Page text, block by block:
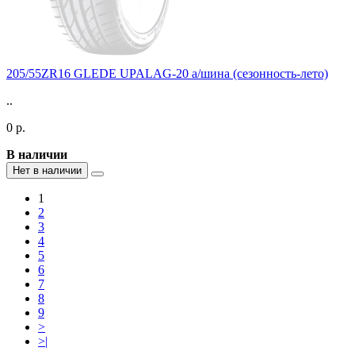
205/55ZR16 GLEDE UPALAG-20 а/шина (сезонность-лето)
..
0 р.
В наличии
Нет в наличии
1
2
3
4
5
6
7
8
9
>
>|